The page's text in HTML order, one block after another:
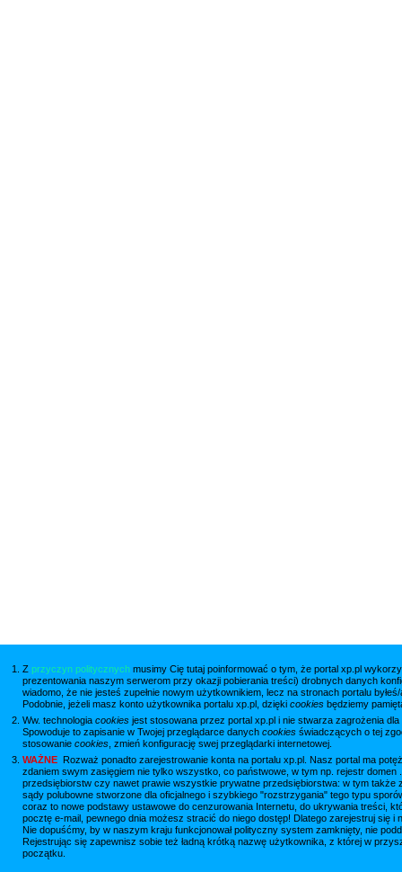
Z przyczyn politycznych musimy Cię tutaj poinformować o tym, że portal xp.pl
prezentowania naszym serwerom przy okazji pobierania treści) drobnych danych
wiadomo, że nie jesteś zupełnie nowym użytkownikiem, lecz na stronach portalu
Podobnie, jeżeli masz konto użytkownika portalu xp.pl, dzięki cookies będziemy
Ww. technologia cookies jest stosowana przez portal xp.pl i nie stwarza zagrożenia
Spowoduje to zapisanie w Twojej przeglądarce danych cookies świadczących o tej
stosowanie cookies , zmień konfigurację swej przeglądarki internetowej.
WAŻNE Rozważ ponadto zarejestrowanie konta na portalu xp.pl. Nasz portal ma
zdaniem swym zasięgiem nie tylko wszystko, co państwowe, w tym np. rejestr
przedsiębiorstw czy nawet prawie wszystkie prywatne przedsiębiorstwa: w tym
sądy polubowne stworzone dla oficjalnego i szybkiego "rozstrzygania" tego typu
coraz to nowe podstawy ustawowe do cenzurowania Internetu, do ukrywania treści,
pocztę e-mail, pewnego dnia możesz stracić do niego dostęp! Dlatego zarejestruj się
Nie dopuśćmy, by w naszym kraju funkcjonował polityczny system zamknięty, nie
Rejestrując się zapewnisz sobie też ładną krótką nazwę użytkownika, z której w
początku.